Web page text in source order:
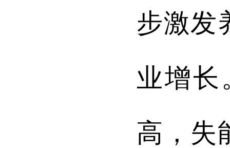
步激发
业增长
高，失